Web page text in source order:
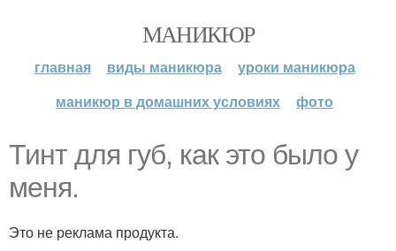
МАНИКЮР
главная виды маникюра
уроки маникюра
маникюр в домашних условиях
фото
Тинт для губ, как это было у
меня.
Это не реклама продукта.